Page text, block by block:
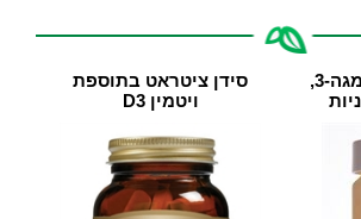
מרווה מרושתת אומגה-3,
סידן ציטראט בתוספת
ויטמין D3